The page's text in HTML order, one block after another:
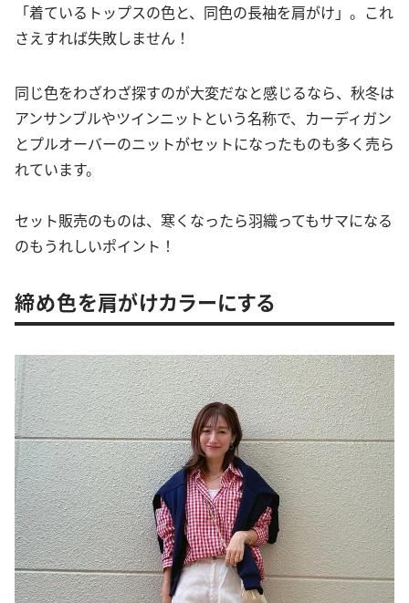
「着ているトップスの色と、同色の長袖を肩がけ」。これ
さえすれば失敗しません！
同じ色をわざわざ探すのが大変だなと感じるなら、秋冬は
アンサンブルやツインニットという名称で、カーディガン
とプルオーバーのニットがセットになったものも多く売ら
れています。
セット販売のものは、寒くなったら羽織ってもサマになる
のもうれしいポイント！
締め色を肩がけカラーにする